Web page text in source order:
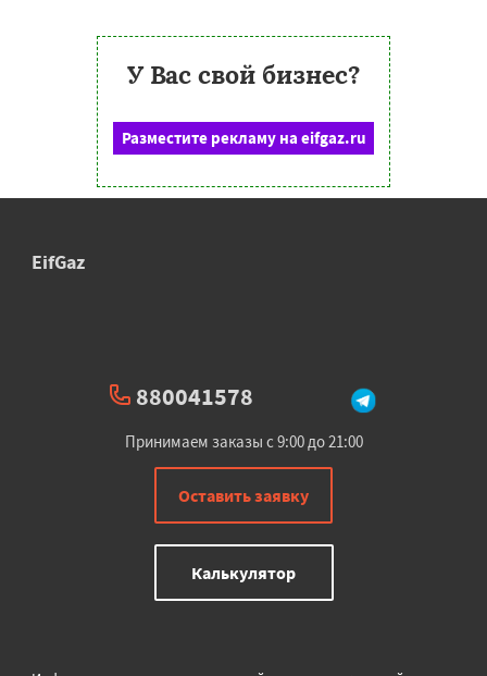
У Вас свой бизнес?
Разместите рекламу на eifgaz.ru
EifGaz
880041578
Принимаем заказы с 9:00 до 21:00
Оставить заявку
Калькулятор